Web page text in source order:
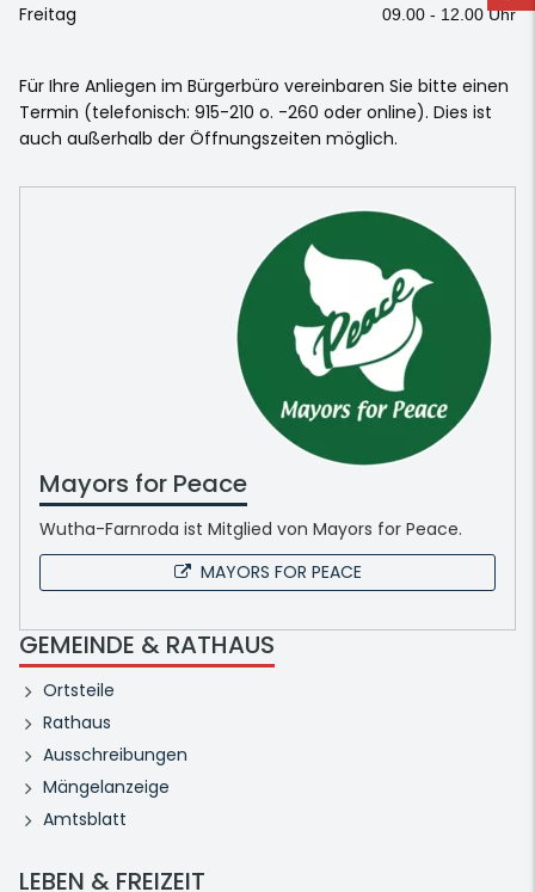
Freitag 09.00 - 12.00 Uhr
Für Ihre Anliegen im Bürgerbüro vereinbaren Sie bitte einen
Termin (telefonisch: 915-210 o. -260 oder online). Dies ist
auch außerhalb der Öffnungszeiten möglich.
Mayors for Peace
Wutha-Farnroda ist Mitglied von Mayors for Peace.
MAYORS FOR PEACE
GEMEINDE & RATHAUS
Ortsteile
Rathaus
Ausschreibungen
Mängelanzeige
Amtsblatt
LEBEN & FREIZEIT